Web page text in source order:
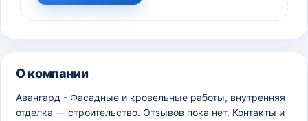
О компании
Авангард - Фасадные и кровельные работы, внутренняя
отделка — строительство. Отзывов пока нет. Контакты и